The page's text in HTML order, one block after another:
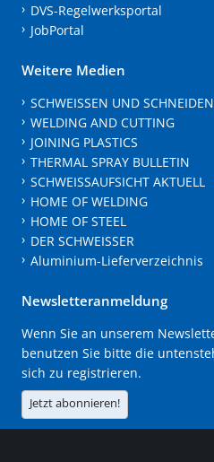
DVS-Regelwerksportal
JobPortal
Weitere Medien
SCHWEISSEN UND SCHNEIDEN
WELDING AND CUTTING
JOINING PLASTICS
THERMAL SPRAY BULLETIN
SCHWEISSAUFSICHT AKTUELL
HOME OF WELDING
HOME OF STEEL
DER SCHWEISSER
Aluminium-Lieferverzeichnis
Newsletteranmeldung
Wenn Sie an unserem
benutzen Sie bitte die
sich zu registrieren.
Jetzt abonnieren!